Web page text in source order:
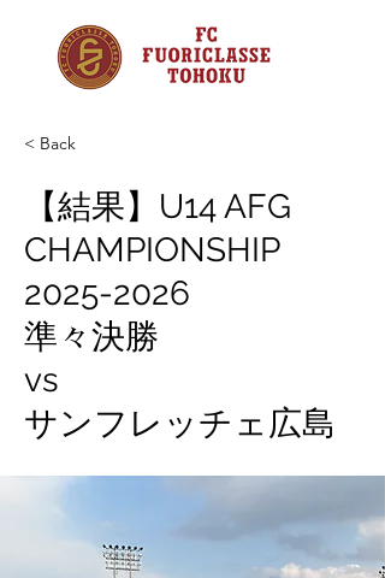
< Back
【結果】U14 AFG
CHAMPIONSHIP
2025-2026
準々決勝
vs
サンフレッチェ広島